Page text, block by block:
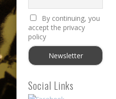
By continuing, you
accept the privacy
policy
Social Links